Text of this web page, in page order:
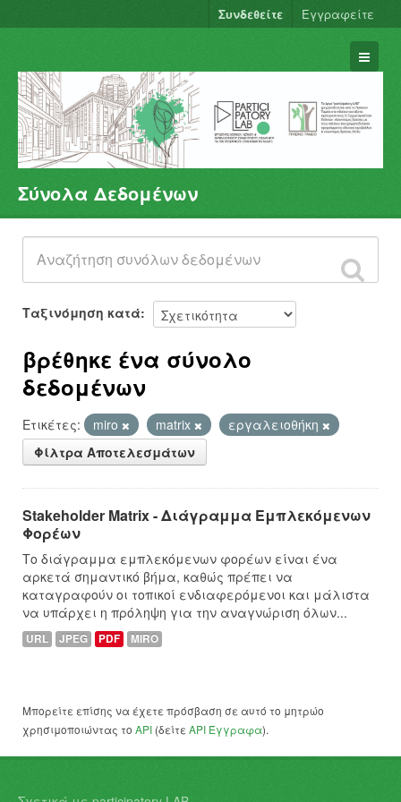
Συνδεθείτε Εγγραφείτε
Σύνολα Δεδομένων
Φορείς
Ομάδες
Σχετικά
Σύνολα Δεδομένων
Ταξινόμηση κατά
βρέθηκε ένα σύνολο
δεδομένων
Ετικέτες: miro matrix
εργαλειοθήκη
Φίλτρα Αποτελεσμάτων
Stakeholder Matrix - Διάγραμμα Εμπλεκόμενων
Φορέων
Το διάγραμμα εμπλεκόμενων φορέων είναι ένα
αρκετά σημαντικό βήμα, καθώς πρέπει να
καταγραφούν οι τοπικοί ενδιαφερόμενοι και μάλιστα
να υπάρχει η πρόληψη για την αναγνώριση όλων...
URL JPEG PDF MIRO
Μπορείτε επίσης να έχετε πρόσβαση σε αυτό το μητρώο
χρησιμοποιώντας το API (δείτε API Έγγραφα).